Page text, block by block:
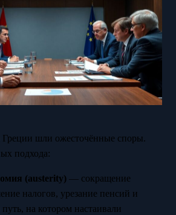
Греции шли ожесточённые споры.
подхода:
(austerity)— сокращение
налогов, урезание пенсий и
на котором настаивали